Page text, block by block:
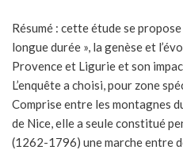
Résumé : cette étude se
longue durée », la genèse et
Provence et Ligurie et son
L’enquête a choisi, pour zone
Comprise entre les montagnes
de Nice, elle a seule constitué
(1262-1796) une marche entre